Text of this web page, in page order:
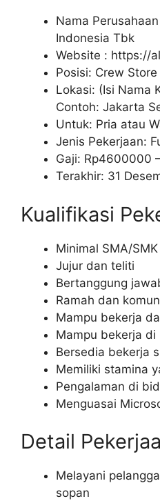
Nama
Indonesia Tbk
Website : https://
Posisi: Crew Store
Lokasi: (Isi Nama
Contoh: Jakarta
Untuk: Pria atau
Jenis Pekerjaan:
Gaji: Rp4600000
Terakhir: 31
Kualifikasi
Minimal SMA/SMK
Jujur dan teliti
Bertanggung
Ramah dan
Mampu bekerja
Mampu bekerja
Bersedia bekerja
Memiliki stamina
Pengalaman di
Menguasai
Detail
Melayani
sopan